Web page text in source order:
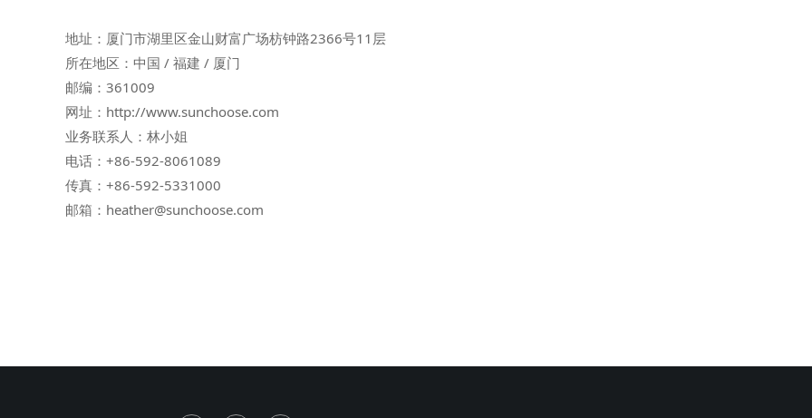
地址：厦门市湖里区金山财富广场枋钟路2366号11层
所在地区：中国 / 福建 / 厦门
邮编：361009
网址：http://www.sunchoose.com
业务联系人：林小姐
电话：+86-592-8061089
传真：+86-592-5331000
邮箱：heather@sunchoose.com